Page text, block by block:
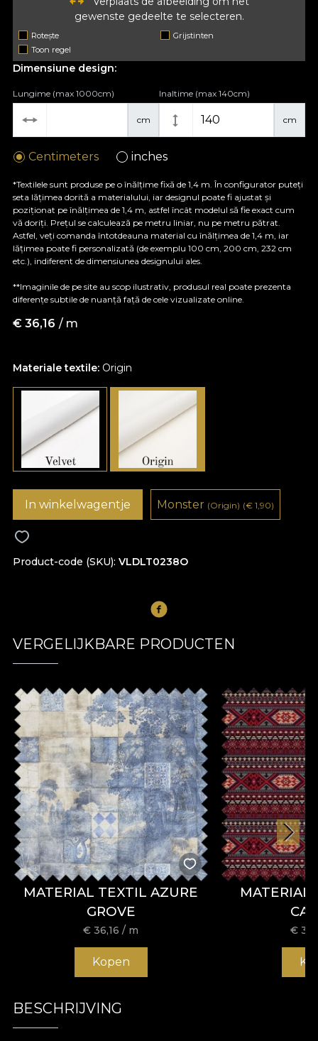
gewenste gedeelte te selecteren.
Rotește
Grijstinten
Toon regel
Materiale textile: Origin
Dimensiune design:
cm
Lungime (max 1000cm)
cm
Inaltime (max 140cm)
Centimeters inches
*Textilele sunt produse pe o înălțime fixă de 1,4 m. În configurator puteți
seta lățimea dorită a materialului, iar designul poate fi ajustat și
poziționat pe înălțimea de 1,4 m, astfel încât modelul să fie exact cum
vă doriți. Prețul se calculează pe metru liniar, nu pe metru pătrat.
Astfel, veți comanda întotdeauna material cu înălțimea de 1,4 m, iar
lățimea poate fi personalizată (de exemplu 100 cm, 200 cm, 232 cm
etc.), indiferent de dimensiunea designului ales.
**Imaginile de pe site au scop ilustrativ, produsul real poate prezenta
diferențe subtile de nuanță față de cele vizualizate online.
€ 36,16 / m
Product-code (SKU) VLDLT0238O
In winkelwagentje Monster (Origin) (€ 1,90)
VERGELIJKBARE PRODUCTEN
MATERIAL TEXTIL AZURE
GROVE
€36,16 / m
Kopen
MATERIAL
€
BESCHRIJVING